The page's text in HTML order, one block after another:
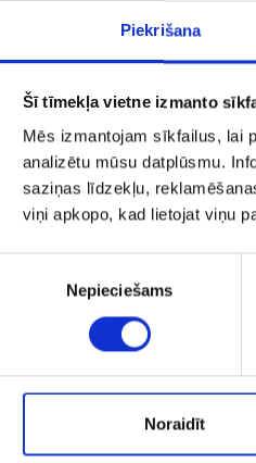
Piekrišana
Šī tīmekļa vietne izmanto
Mēs izmantojam sīkfailus, lai
analizētu mūsu datplūsmu.
saziņas līdzekļu,
viņi apkopo, kad lietojat viņu
Nepieciešams
Noraidīt